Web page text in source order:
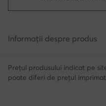
Informații despre produs
Prețul produsului indicat pe
poate diferi de prețul